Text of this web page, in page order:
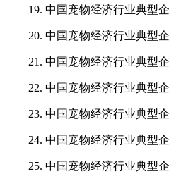
19. 中国宠物经济行业典型企
20. 中国宠物经济行业典型企
21. 中国宠物经济行业典型企
22. 中国宠物经济行业典型企
23. 中国宠物经济行业典型企
24. 中国宠物经济行业典型企
25. 中国宠物经济行业典型企